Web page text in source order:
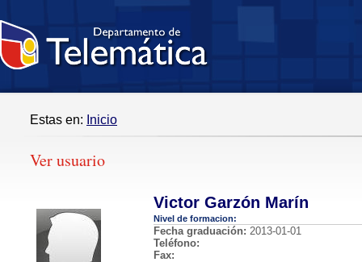
Estas en: Inicio
Ver usuario
Victor Garzón Marín
Nivel de formacion:
Fecha graduación: 2013-01-01
Teléfono:
Fax: